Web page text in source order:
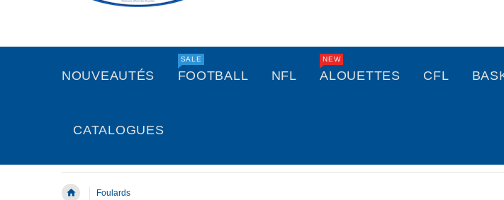
NOUVEAUTÉS
SALE
FOOTBALL NFL
NEW
ALOUETTES CFL
CATALOGUES
Foulards